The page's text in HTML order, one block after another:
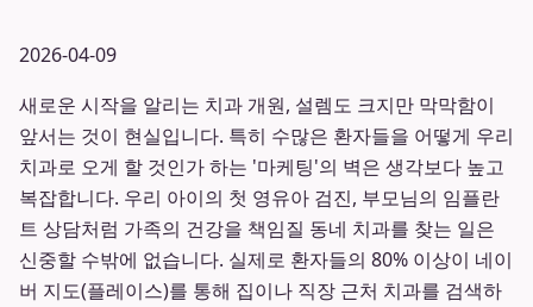
2026-04-09
새로운 시작을 알리는 치과 개원, 설렘도 크지만 막막함이
앞서는 것이 현실입니다. 특히 수많은 환자들을 어떻게 우리
치과로 오게 할 것인가 하는 '마케팅'의 벽은 생각보다 높고
복잡합니다. 우리 아이의 첫 영유아 검진, 부모님의 임플란
트 상담처럼 가족의 건강을 책임질 동네 치과를 찾는 일은
신중할 수밖에 없습니다. 실제로 환자들의 80% 이상이 네이
버 지도(플레이스)를 통해 집이나 직장 근처 치과를 검색하